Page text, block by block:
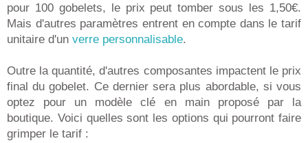
pour 100 gobelets, le prix peut tomber sous les 1,50€.
Mais d'autres paramètres entrent en compte dans le tarif
unitaire d'un verre personnalisable.
Outre la quantité, d'autres composantes impactent le prix
final du gobelet. Ce dernier sera plus abordable, si vous
optez pour un modèle clé en main proposé par la
boutique. Voici quelles sont les options qui pourront faire
grimper le tarif :